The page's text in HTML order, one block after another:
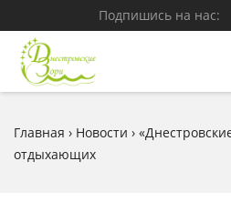
Подпишись на нас:
Главная › Новости ›
отдыхающих